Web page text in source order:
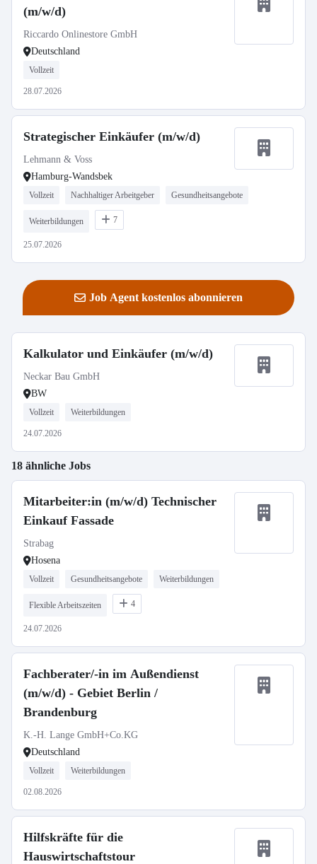
(m/w/d)
Riccardo Onlinestore GmbH
Deutschland
Vollzeit
28.07.2026
Strategischer Einkäufer (m/w/d)
Lehmann & Voss
Hamburg-Wandsbek
Vollzeit Nachhaltiger Arbeitgeber Gesundheitsangebote
Weiterbildungen 7
25.07.2026
Job Agent kostenlos abonnieren
Kalkulator und Einkäufer (m/w/d)
Neckar Bau GmbH
BW
Vollzeit Weiterbildungen
24.07.2026
18 ähnliche Jobs
Mitarbeiter:in (m/w/d) Technischer
Einkauf Fassade
Strabag
Hosena
Vollzeit Gesundheitsangebote Weiterbildungen
Flexible Arbeitszeiten 4
24.07.2026
Fachberater/-in im Außendienst
(m/w/d) - Gebiet Berlin /
Brandenburg
K.-H. Lange GmbH+Co.KG
Deutschland
Vollzeit Weiterbildungen
02.08.2026
Hilfskräfte für die
Hauswirtschaftstour